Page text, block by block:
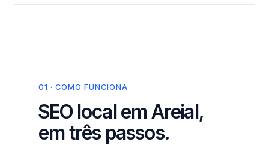
01 · COMO FUNCIONA
SEO local em Areial,
em três passos.